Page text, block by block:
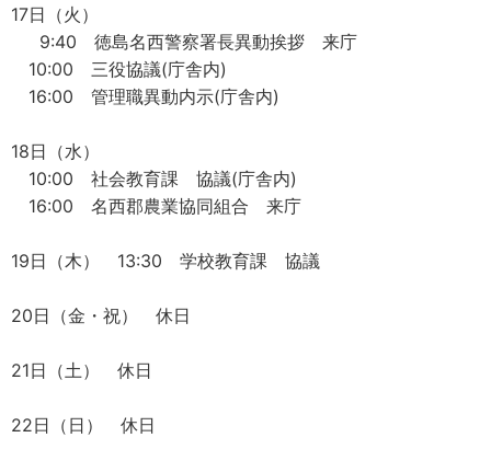
17日（火）
9:40 徳島名西警察署長異動挨拶 来庁
10:00 三役協議(庁舎内)
16:00 管理職異動内示(庁舎内)
18日（水）
10:00 社会教育課 協議(庁舎内)
16:00 名西郡農業協同組合 来庁
19日（木） 13:30 学校教育課 協議
20日（金・祝） 休日
21日（土） 休日
22日（日） 休日